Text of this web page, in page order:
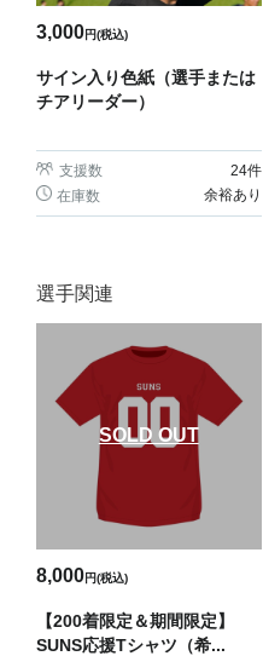
3,000円(税込)
サイン入り色紙（選手または
チアリーダー）
支援数 24件
在庫数
余裕あり
選手関連
SOLD OUT
8,000円(税込)
【200着限定＆期間限定】
SUNS応援Tシャツ（希...